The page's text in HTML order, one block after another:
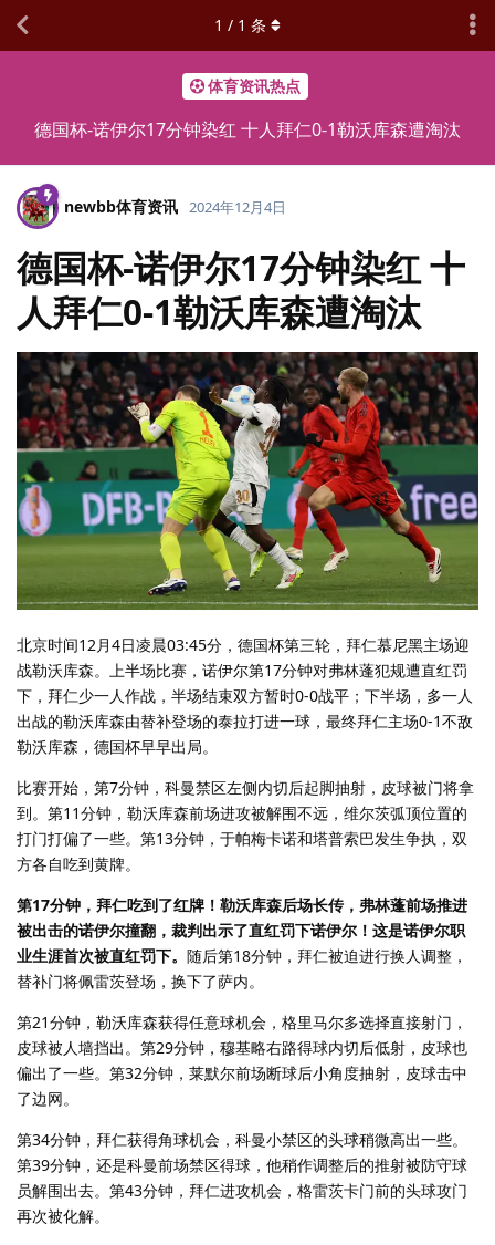
体育资讯热点
德国杯-诺伊尔17分钟染红 十人拜仁0-1勒沃库森遭淘汰
1 / 1 条
newbb体育资讯 2024年12月4日
德国杯-诺伊尔17分钟染红 十
人拜仁0-1勒沃库森遭淘汰
北京时间12月4日凌晨03:45分，德国杯第三轮，拜仁慕尼黑主场迎
战勒沃库森。上半场比赛，诺伊尔第17分钟对弗林蓬犯规遭直红罚
下，拜仁少一人作战，半场结束双方暂时0-0战平；下半场，多一人
出战的勒沃库森由替补登场的泰拉打进一球，最终拜仁主场0-1不敌
勒沃库森，德国杯早早出局。
比赛开始，第7分钟，科曼禁区左侧内切后起脚抽射，皮球被门将拿
到。第11分钟，勒沃库森前场进攻被解围不远，维尔茨弧顶位置的
打门打偏了一些。第13分钟，于帕梅卡诺和塔普索巴发生争执，双
方各自吃到黄牌。
第17分钟，拜仁吃到了红牌！勒沃库森后场长传，弗林蓬前场推进
被出击的诺伊尔撞翻，裁判出示了直红罚下诺伊尔！这是诺伊尔职
业生涯首次被直红罚下。 随后第18分钟，拜仁被迫进行换人调整，
替补门将佩雷茨登场，换下了萨内。
第21分钟，勒沃库森获得任意球机会，格里马尔多选择直接射门，
皮球被人墙挡出。第29分钟，穆基略右路得球内切后低射，皮球也
偏出了一些。第32分钟，莱默尔前场断球后小角度抽射，皮球击中
了边网。
第34分钟，拜仁获得角球机会，科曼小禁区的头球稍微高出一些。
第39分钟，还是科曼前场禁区得球，他稍作调整后的推射被防守球
员解围出去。第43分钟，拜仁进攻机会，格雷茨卡门前的头球攻门
再次被化解。